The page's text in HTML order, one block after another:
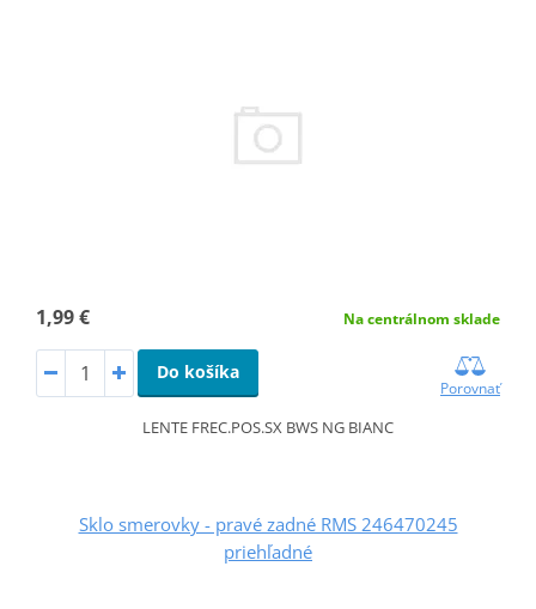
1,99 € Na centrálnom sklade
Do košíka
Porovnať
LENTE FREC.POS.SX BWS NG BIANC
Sklo smerovky - pravé zadné RMS 246470245
priehľadné